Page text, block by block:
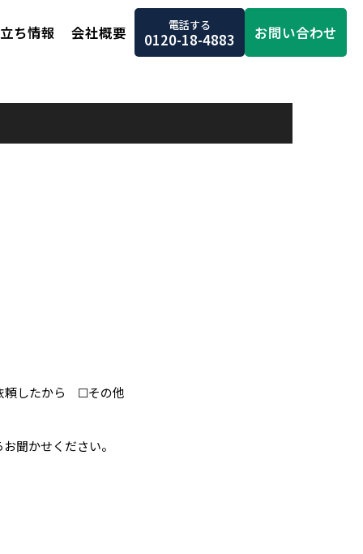
ち情報 会社概要 電話する
0120-18-4883 お問い合わせ
したから ☐その他
聞かせください。